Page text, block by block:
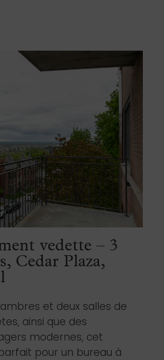
vedette – 3
Cedar Plaza,
et deux salles de
ainsi que des
modernes, cet
pour un bureau à